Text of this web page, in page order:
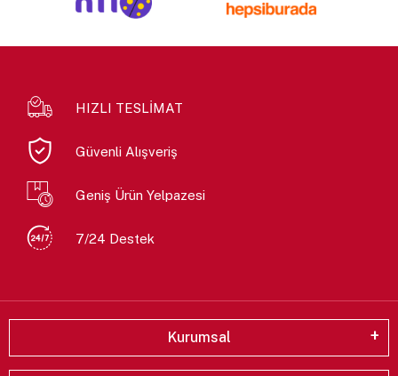
HIZLI TESLİMAT
Güvenli Alışveriş
Geniş Ürün Yelpazesi
7/24 Destek
Kurumsal